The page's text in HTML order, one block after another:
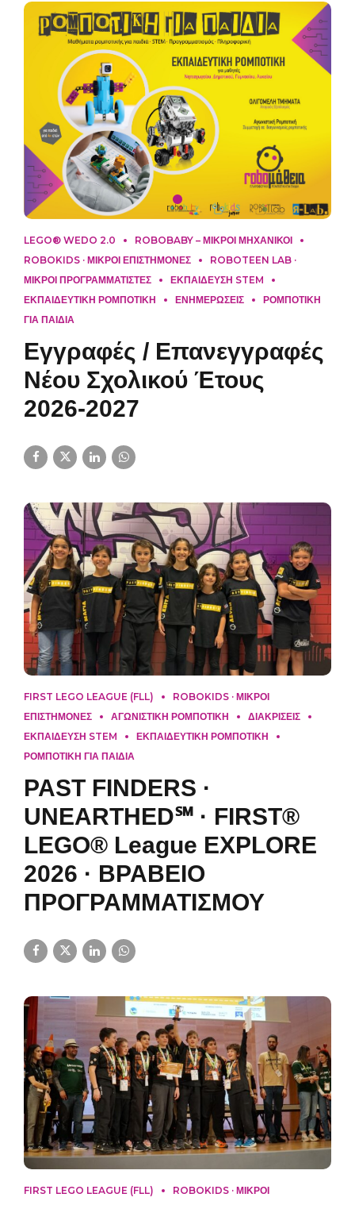
LEGO® WEDO 2.0
ROBOBABY – ΜΙΚΡΟΙ ΜΗΧΑΝΙΚΟΙ
ROBOKIDS · ΜΙΚΡΟΙ ΕΠΙΣΤΗΜΟΝΕΣ
ROBOTEEN LAB ·
ΜΙΚΡΟΙ ΠΡΟΓΡΑΜΜΑΤΙΣΤΕΣ
ΕΚΠΑΙΔΕΥΣΗ STEM
ΕΚΠΑΙΔΕΥΤΙΚΗ ΡΟΜΠΟΤΙΚΗ
ΕΝΗΜΕΡΏΣΕΙΣ
ΡΟΜΠΟΤΙΚΗ
ΓΙΑ ΠΑΙΔΙΑ
Εγγραφές / Επανεγγραφές
Νέου Σχολικού Έτους
2026-2027
FIRST LEGO LEAGUE (FLL)
ROBOKIDS · ΜΙΚΡΟΙ
ΕΠΙΣΤΗΜΟΝΕΣ
ΑΓΩΝΙΣΤΙΚΗ ΡΟΜΠΟΤΙΚΗ
ΔΙΑΚΡΙΣΕΙΣ
ΕΚΠΑΙΔΕΥΣΗ STEM
ΕΚΠΑΙΔΕΥΤΙΚΗ ΡΟΜΠΟΤΙΚΗ
ΡΟΜΠΟΤΙΚΗ ΓΙΑ ΠΑΙΔΙΑ
PAST FINDERS ·
UNEARTHED℠ · FIRST®
LEGO® League EXPLORE
2026 · ΒΡΑΒΕΙΟ
ΠΡΟΓΡΑΜΜΑΤΙΣΜΟΥ
FIRST LEGO LEAGUE (FLL)
ROBOKIDS · ΜΙΚΡΟΙ